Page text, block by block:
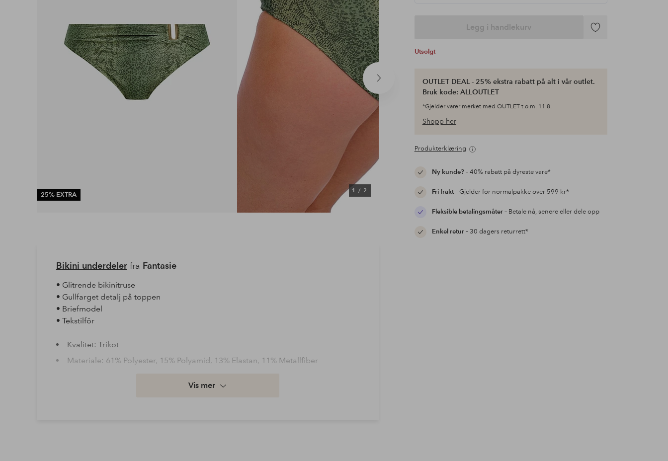
Neste
25% EXTRA
1/ 2
Legg i handlekurv
Legg
Utsolgt
OUTLET DEAL - 25% ekstra rabatt på alt i vår outlet.
Bruk kode: ALLOUTLET
*Gjelder varer merket med OUTLET t.o.m. 11.8.
Shopp her
Produkterklæring
Ny kunde?– 40% rabatt på dyreste vare*
Fri frakt– Gjelder for normalpakke over 599 kr*
Fleksible betalingsmåter– Betale nå, senere eller dele opp
Enkel retur– 30 dagers returrett*
Bikini underdelerfra Fantasie
• Glitrende bikinitruse
• Gullfarget detalj på toppen
• Briefmodel
• Tekstilfôr
Kvalitet: Trikot
Materiale: 61% Polyester, 15% Polyamid, 13% Elastan, 11% Metallfiber
Vis mer